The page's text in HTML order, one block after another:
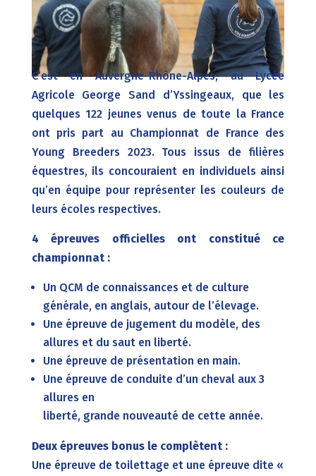
C’est en Auvergne-Rhône-Alpes, au Lycée
Agricole George Sand d’Yssingeaux, que les
quelques 122 jeunes venus de toute la France
ont pris part au Championnat de France des
Young Breeders 2023. Tous issus de filières
équestres, ils concouraient en individuels ainsi
qu’en équipe pour représenter les couleurs de
leurs écoles respectives.
4 épreuves officielles ont constitué ce
championnat :
Un QCM de connaissances et de culture
générale, en anglais, autour de l’élevage.
Une épreuve de jugement du modèle, des
allures et du saut en liberté.
Une épreuve de présentation en main.
Une épreuve de conduite d’un cheval aux 3
allures en
liberté, grande nouveauté de cette année.
Deux épreuves bonus le complètent :
Une épreuve de toilettage et une épreuve dite «